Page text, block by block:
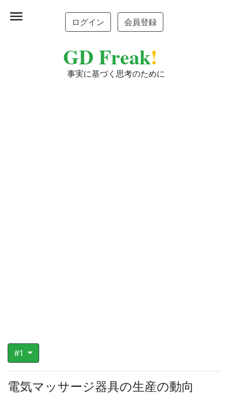
ログイン 会員登録
GD Freak!
事実に基づく思考のために
menu
#1
電気マッサージ器具の生産の動向